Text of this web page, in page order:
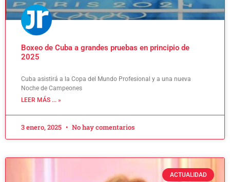
Boxeo de Cuba a grandes pruebas en principio de
2025
Cuba asistirá a la Copa del Mundo Profesional y a una nueva
Noche de Campeones
LEER MÁS ... »
3 enero, 2025 No hay comentarios
ACTUALIDAD